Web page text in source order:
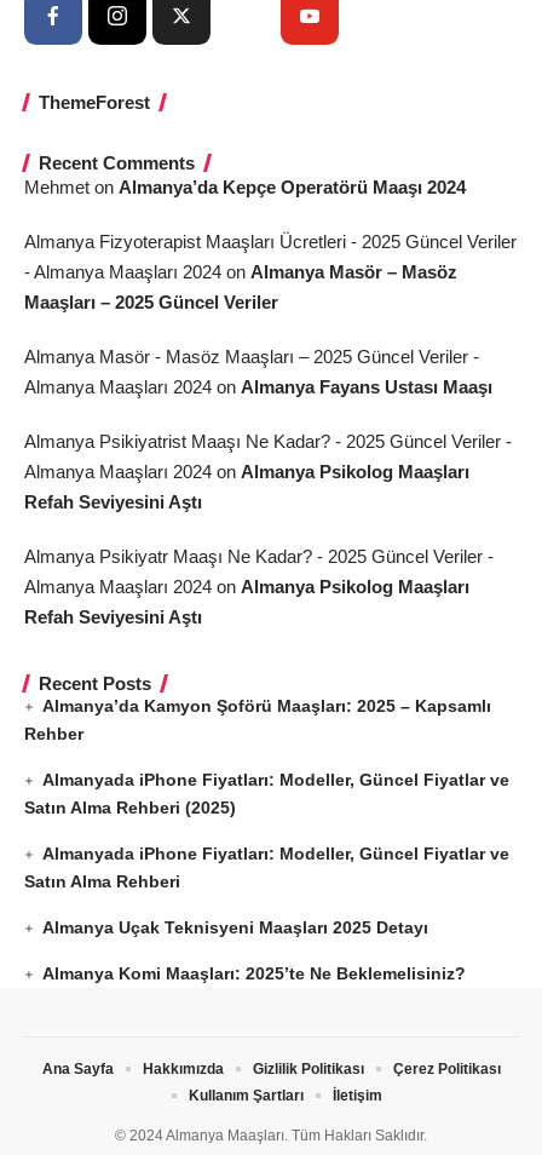
ThemeForest
Recent Comments
Mehmet on Almanya’da Kepçe Operatörü Maaşı 2024
Almanya Fizyoterapist Maaşları Ücretleri - 2025 Güncel Veriler
- Almanya Maaşları 2024 on Almanya Masör – Masöz
Maaşları – 2025 Güncel Veriler
Almanya Masör - Masöz Maaşları – 2025 Güncel Veriler -
Almanya Maaşları 2024 on Almanya Fayans Ustası Maaşı
Almanya Psikiyatrist Maaşı Ne Kadar? - 2025 Güncel Veriler -
Almanya Maaşları 2024 on Almanya Psikolog Maaşları
Refah Seviyesini Aştı
Almanya Psikiyatr Maaşı Ne Kadar? - 2025 Güncel Veriler -
Almanya Maaşları 2024 on Almanya Psikolog Maaşları
Refah Seviyesini Aştı
Recent Posts
Almanya’da Kamyon Şoförü Maaşları: 2025 – Kapsamlı
Rehber
Almanyada iPhone Fiyatları: Modeller, Güncel Fiyatlar ve
Satın Alma Rehberi (2025)
Almanyada iPhone Fiyatları: Modeller, Güncel Fiyatlar ve
Satın Alma Rehberi
Almanya Uçak Teknisyeni Maaşları 2025 Detayı
Almanya Komi Maaşları: 2025’te Ne Beklemelisiniz?
© 2024 Almanya Maaşları. Tüm Hakları Saklıdır.
Ana Sayfa Hakkımızda Gizlilik Politikası
Çerez Politikası
Kullanım Şartları
İletişim